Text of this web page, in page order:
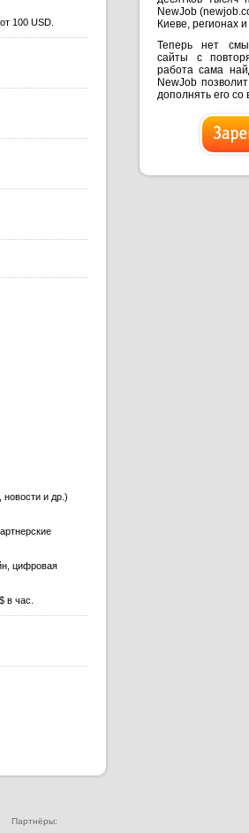
100 USD.
новости и др.)
цифровая
в час.
NewJob
Киеве, регионах
Теперь нет
сайты с
работа сама
NewJob
дополнять его со
Партнёры: